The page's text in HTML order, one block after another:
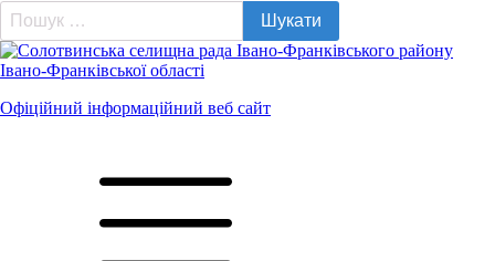
Пошук:
Офіційний інформаційний веб сайт